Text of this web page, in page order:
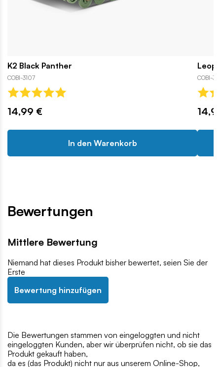
K2 Black Panther
COBI-3107
14,99 €
In den Warenkorb
COBI-
Bewertungen
Mittlere Bewertung
Niemand hat dieses Produkt bisher bewertet, seien Sie der
Erste
Bewertung hinzufügen
Die Bewertungen stammen von eingeloggten und nicht
eingeloggten Kunden, aber wir überprüfen nicht, ob sie das
Produkt gekauft haben,
da es (das Produkt) nicht nur aus unserem Online-Shop,